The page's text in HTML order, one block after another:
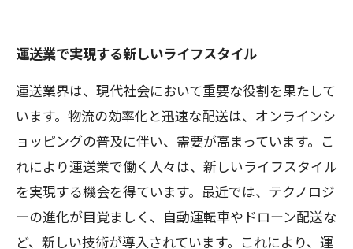
運送業で実現する新しいライフスタイル
運送業界は、現代社会において重要な役割を果たして
います。物流の効率化と迅速な配送は、オンラインシ
ョッピングの普及に伴い、需要が高まっています。こ
れにより運送業で働く人々は、新しいライフスタイル
を実現する機会を得ています。最近では、テクノロジ
ーの進化が目覚ましく、自動運転車やドローン配送な
ど、新しい技術が導入されています。これにより、運